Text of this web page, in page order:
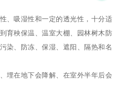
、吸湿性和一定的透光性，十分适
育秧保温、温室大棚、园林树木防
染、防冻、保湿、遮阳、隔热和名
埋在地下会降解、在室外半年后会